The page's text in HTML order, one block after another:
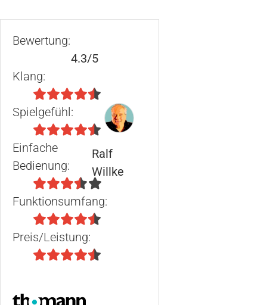
Bewertung:
4.3/5
Klang:
Spielgefühl:
Einfache
Bedienung:
Funktionsumfang:
Preis/Leistung:
Ralf
Willke